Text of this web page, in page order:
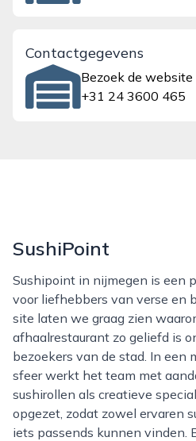
Contactgegevens
Bezoek de website
+31 24 3600 465
SushiPoint
Sushipoint in nijmegen is een populaire bestemming
voor liefhebbers van verse en
site laten we graag zien
afhaalrestaurant zo geliefd is
bezoekers van de stad. In een
sfeer werkt het team met
sushirollen als creatieve
opgezet, zodat zowel ervaren
iets passends kunnen vinden.